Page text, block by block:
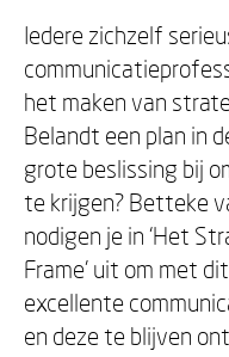
Iedere zichzelf
het maken van
Belandt een plan in
grote beslissing bij
te krijgen? Betteke
nodigen je in ‘Het
Frame’ uit om met
excellente
en deze te blijven